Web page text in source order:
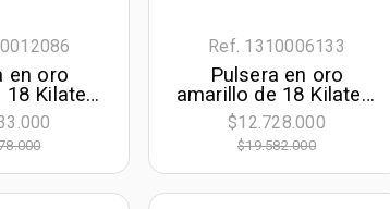
en oro
Kilates,
largo, 5
ancho
Ref. 1310006133
Pulsera en oro
amarillo de 18 Kilates,
con zircones, 19 cm.
de largo, 13 mm. de
ancho
$12.728.000
$19.582.000